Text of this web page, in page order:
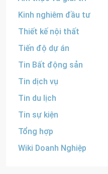
Kinh nghiêm đầu tư
Thiết kế nội thất
Tiến độ dự án
Tin Bất động sản
Tin dịch vụ
Tin du lịch
Tin sự kiện
Tổng hợp
Wiki Doanh Nghiệp